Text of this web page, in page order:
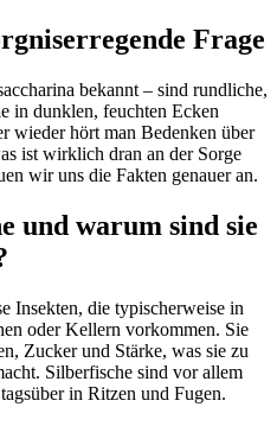
Frage
bekannt – sind rundliche,
in dunklen, feuchten Ecken
wieder hört man Bedenken über
ist wirklich dran an der Sorge
wir uns die Fakten genauer an.
und warum sind sie
Insekten, die typischerweise in
oder Kellern vorkommen. Sie
Zucker und Stärke, was sie zu
Silberfische sind vor allem
in Ritzen und Fugen.